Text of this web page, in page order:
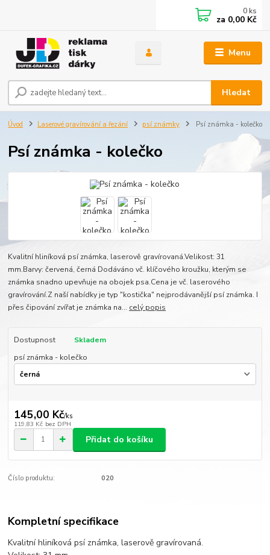
Menu
Hledat
0 ks
za 0,00 Kč
Úvod Laserové gravírování a řezání psí známky Psí známka - kolečko
Psí známka - kolečko
Kvalitní hliníková psí známka, laserově gravírovaná.Velikost: 31
mm.Barvy: červená, černá Dodáváno vč. klíčového kroužku, kterým se
známka snadno upevňuje na obojek psa.Cena je vč. laserového
gravírování.Z naší nabídky je typ "kostička" nejprodávanější psí známka. I
přes čipování zvířat je známka na... celý popis
Dostupnost
Skladem
psí známka - kolečko
145,00 Kč/ks
119,83 Kč bez DPH
Přidat do košíku
Číslo produktu: 020
Kompletní specifikace
Kvalitní hliníková psí známka, laserově gravírovaná.